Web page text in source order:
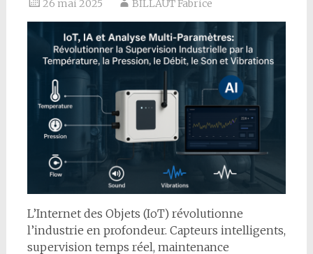
26 mai 2025 BILLAUT Fabrice
L’Internet des Objets (IoT) révolutionne
l’industrie en profondeur. Capteurs intelligents,
supervision temps réel, maintenance